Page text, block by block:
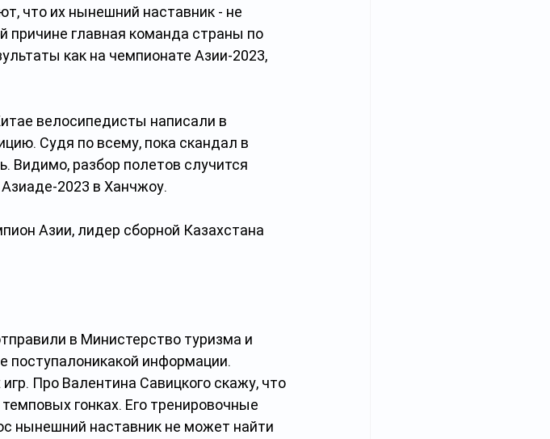
что их нынешний наставник - не
причине главная команда страны по
как на чемпионате Азии-2023,
велосипедисты написали в
Судя по всему, пока скандал в
Видимо, разбор полетов случится
2023 в Ханчжоу.
Азии, лидер сборной Казахстана
в Министерство туризма и
поступалоникакой информации.
Про Валентина Савицкого скажу, что
гонках. Его тренировочные
нынешний наставник не может найти